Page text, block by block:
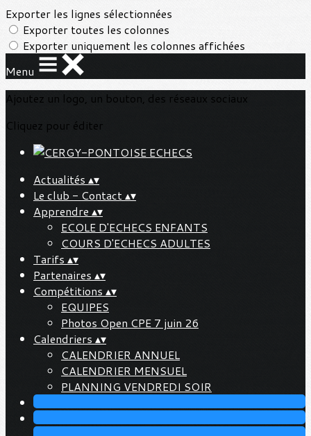
Exporter les lignes sélectionnées
Exporter toutes les colonnes
Exporter uniquement les colonnes affichées
Menu
Ajoutez un logo, un bouton, des réseaux sociaux
Cliquez pour éditer
Actualités ▴▾
Le club - Contact▴▾
Apprendre ▴▾
ECOLE D'ECHECS ENFANTS
COURS D'ECHECS ADULTES
Tarifs ▴▾
Partenaires ▴▾
Compétitions ▴▾
EQUIPES
Photos Open CPE 7 juin 26
Calendriers ▴▾
CALENDRIER ANNUEL
CALENDRIER MENSUEL
PLANNING VENDREDI SOIR